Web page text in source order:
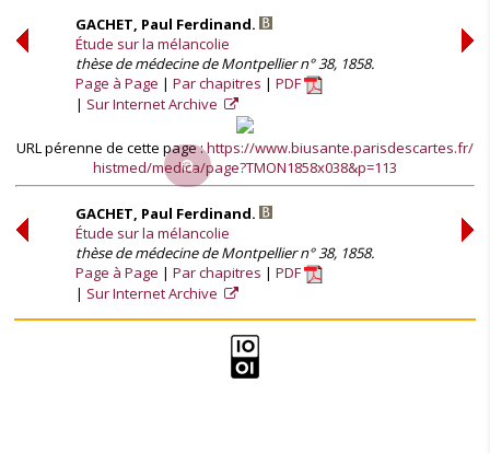
GACHET, Paul Ferdinand.
Étude sur la mélancolie
thèse de médecine de Montpellier n° 38, 1858.
Page à Page
Par chapitres
PDF
Sur Internet Archive
URL pérenne de cette page :https://www.biusante.parisdescartes.fr/
histmed/medica/page?TMON1858x038&p=113
GACHET, Paul Ferdinand.
Étude sur la mélancolie
thèse de médecine de Montpellier n° 38, 1858.
Page à Page
Par chapitres
PDF
Sur Internet Archive